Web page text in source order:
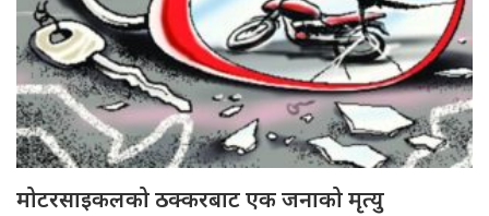
मोटरसाइकलको ठक्करबाट एक जनाको मृत्यु